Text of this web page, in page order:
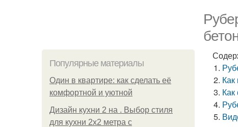
Популярные материалы
Один в квартире: как сделать её
комфортной и уютной
Дизайн кухни 2 на . Выбор стиля
для кухни 2х2 метра с